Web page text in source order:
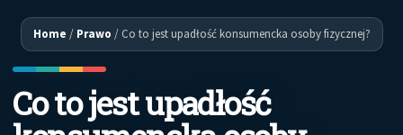
Home / Prawo / Co to jest upadłość konsumencka osoby fizycznej?
Co to jest upadłość